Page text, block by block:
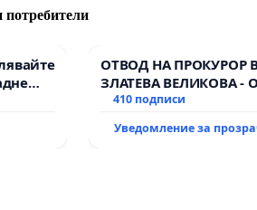
ОТВОД НА ПРОКУРОР
ЗЛАТЕВА ВЕЛИКОВА -
410 подписи
Уведомление за